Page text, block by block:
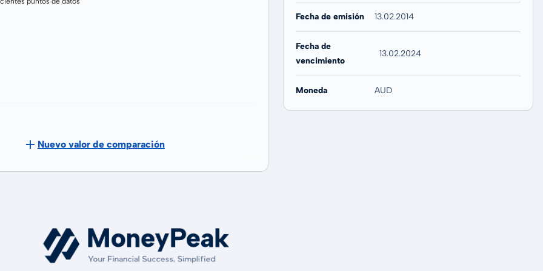
Nuevo valor de comparación
Fecha de emisión 13.02.2014
Fecha de
vencimiento
13.02.2024
Moneda AUD